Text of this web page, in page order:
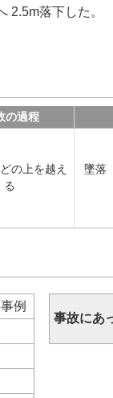
2.5m落下した。
の過程
の上を越え
る
墜落
例
事故にあ